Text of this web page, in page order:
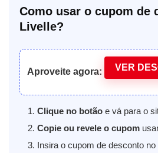
Como usar o cupom de
Livelle?
Aproveite agora: VER
Clique no botão e vá para o
Copie ou revele o cupom
Insira o cupom de desconto